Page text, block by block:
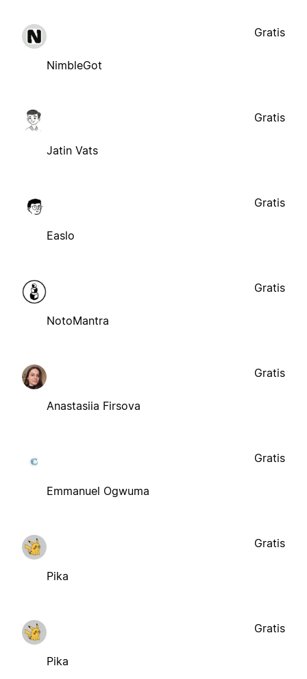
NimbleGot
Gratis
Jatin Vats
Gratis
Easlo
Gratis
NotoMantra
Gratis
Anastasiia Firsova
Gratis
Emmanuel Ogwuma
Gratis
Pika
Gratis
Pika
Gratis